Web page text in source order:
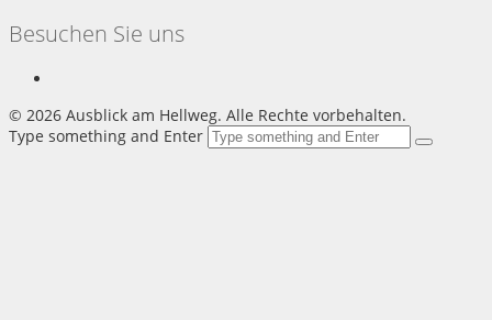
Besuchen Sie uns
© 2026 Ausblick am Hellweg. Alle Rechte vorbehalten.
Type something and Enter